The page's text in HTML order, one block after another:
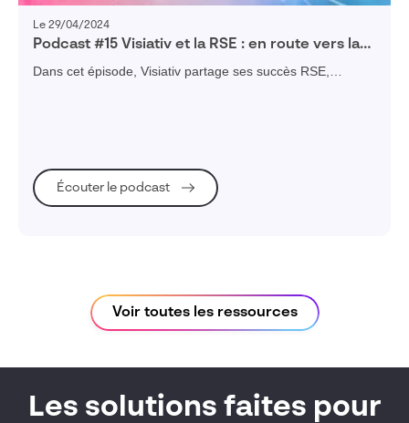
Le 29/04/2024
Podcast #15 Visiativ et la RSE : en route vers la
durabilité
Dans cet épisode, Visiativ partage ses succès RSE,
Écouter le podcast
Voir toutes les ressources
Les solutions faites pour